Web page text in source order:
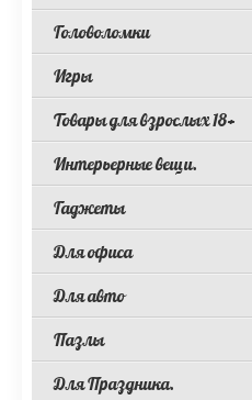
Головоломки
Игры
Товары для взрослых 18+
Интерьерные вещи.
Гаджеты
Для офиса
Для авто
Пазлы
Для Праздника.